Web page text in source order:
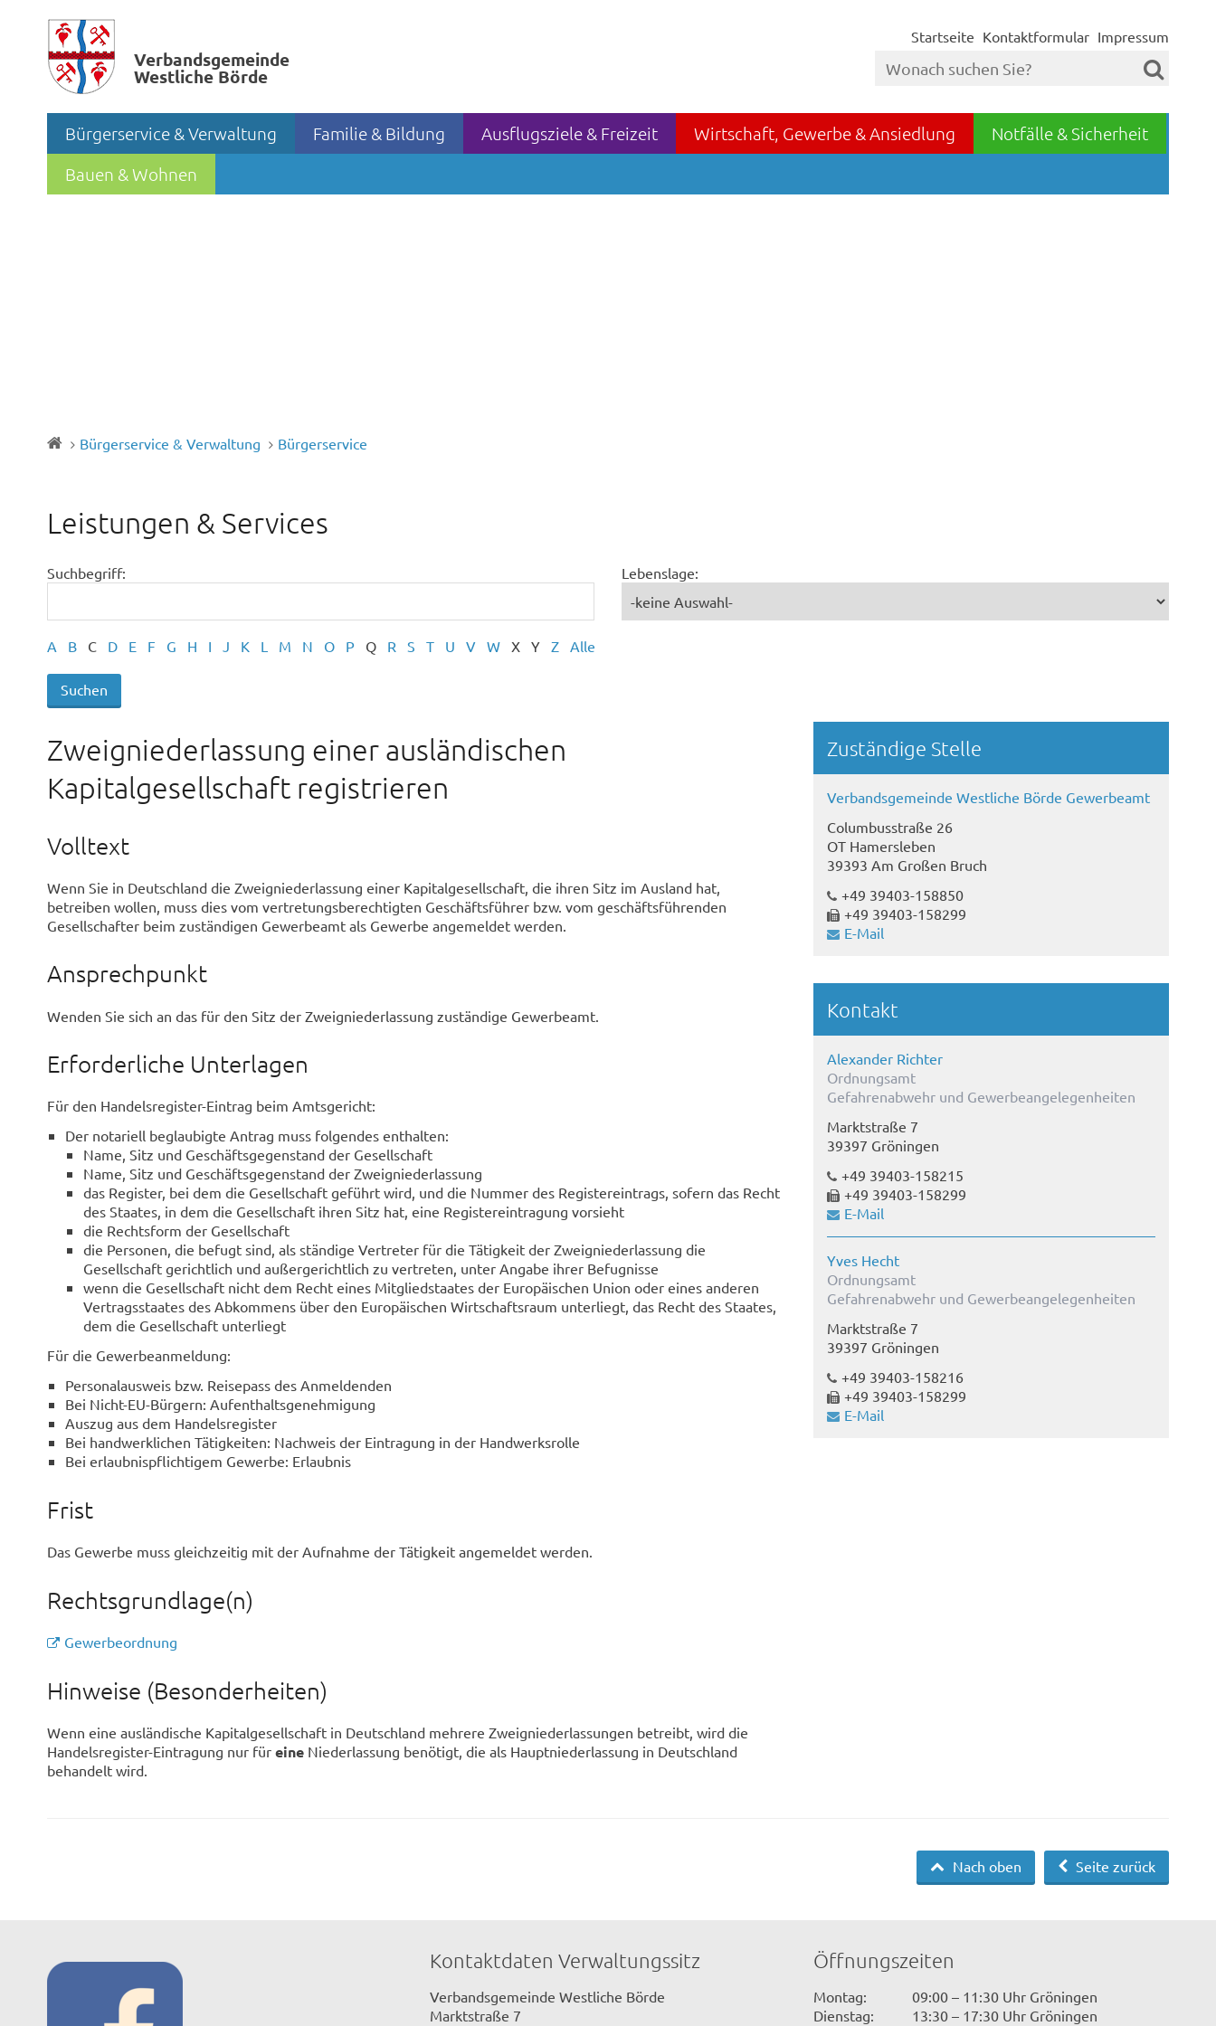
Verbands­gemeinde
Westliche Börde
Startseite Kontaktformular Impressum
Bürgerservice & Verwaltung Familie & Bildung Ausflugsziele & Freizeit Wirtschaft, Gewerbe & Ansiedlung
Notfälle & Sicherheit
Bauen & Wohnen
Bürgerservice & Verwaltung Bürgerservice
Leistungen & Services
Suchbegriff: Lebenslage:
A B C D E F G H I J K L M N O P Q R S T U V W X Y Z Alle
Zweigniederlassung einer ausländischen
Kapitalgesellschaft registrieren
Volltext
Wenn Sie in Deutschland die Zweigniederlassung einer Kapitalgesellschaft, die ihren Sitz im Ausland hat,
betreiben wollen, muss dies vom vertretungsberechtigten Geschäftsführer bzw. vom geschäftsführenden
Gesellschafter beim zuständigen Gewerbeamt als Gewerbe angemeldet werden.
Ansprechpunkt
Wenden Sie sich an das für den Sitz der Zweigniederlassung zuständige Gewerbeamt.
Erforderliche Unterlagen
Für den Handelsregister-Eintrag beim Amtsgericht:
Der notariell beglaubigte Antrag muss folgendes enthalten:
Name, Sitz und Geschäftsgegenstand der Gesellschaft
Name, Sitz und Geschäftsgegenstand der Zweigniederlassung
das Register, bei dem die Gesellschaft geführt wird, und die Nummer des Registereintrags, sofern das Recht
des Staates, in dem die Gesellschaft ihren Sitz hat, eine Registereintragung vorsieht
die Rechtsform der Gesellschaft
die Personen, die befugt sind, als ständige Vertreter für die Tätigkeit der Zweigniederlassung die
Gesellschaft gerichtlich und außergerichtlich zu vertreten, unter Angabe ihrer Befugnisse
wenn die Gesellschaft nicht dem Recht eines Mitgliedstaates der Europäischen Union oder eines anderen
Vertragsstaates des Abkommens über den Europäischen Wirtschaftsraum unterliegt, das Recht des Staates,
dem die Gesellschaft unterliegt
Für die Gewerbeanmeldung:
Personalausweis bzw. Reisepass des Anmeldenden
Bei Nicht-EU-Bürgern: Aufenthaltsgenehmigung
Auszug aus dem Handelsregister
Bei handwerklichen Tätigkeiten: Nachweis der Eintragung in der Handwerksrolle
Bei erlaubnispflichtigem Gewerbe: Erlaubnis
Frist
Das Gewerbe muss gleichzeitig mit der Aufnahme der Tätigkeit angemeldet werden.
Rechtsgrundlage(n)
Gewerbeordnung
Hinweise (Besonderheiten)
Wenn eine ausländische Kapitalgesellschaft in Deutschland mehrere Zweigniederlassungen betreibt, wird die
Handelsregister-Eintragung nur für eine Niederlassung benötigt, die als Hauptniederlassung in Deutschland
behandelt wird.
Randspalte
Zuständige Stelle
Verbandsgemeinde Westliche Börde Gewerbeamt
Columbusstraße 26
OT Hamersleben
39393 Am Großen Bruch
+49 39403-158850
+49 39403-158299
E-Mail
Kontakt
Alexander Richter
Ordnungsamt
Gefahrenabwehr und Gewerbeangelegenheiten
Marktstraße 7
39397 Gröningen
+49 39403-158215
+49 39403-158299
E-Mail
Yves Hecht
Ordnungsamt
Gefahrenabwehr und Gewerbeangelegenheiten
Marktstraße 7
39397 Gröningen
+49 39403-158216
+49 39403-158299
E-Mail
Seite zurück
Nach oben
Kontaktdaten Verwaltungssitz
Verbandsgemeinde Westliche Börde
Marktstraße 7
Öffnungszeiten
Montag:
09:00 – 11:30 Uhr Gröningen
Dienstag:
13:30 – 17:30 Uhr Gröningen